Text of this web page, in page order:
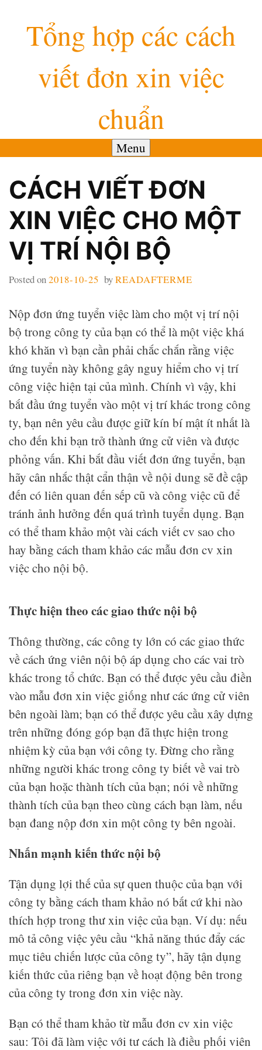
Tổng hợp các cách
viết đơn xin việc
chuẩn
Menu
CÁCH VIẾT ĐƠN
XIN VIỆC CHO MỘT
VỊ TRÍ NỘI BỘ
Posted on2018-10-25 byREADAFTERME
Nộp đơn ứng tuyển việc làm cho một vị trí nội
bộ trong công ty của bạn có thể là một việc khá
khó khăn vì bạn cần phải chắc chắn rằng việc
ứng tuyển này không gây nguy hiểm cho vị trí
công việc hiện tại của mình. Chính vì vậy, khi
bắt đầu ứng tuyển vào một vị trí khác trong công
ty, bạn nên yêu cầu được giữ kín bí mật ít nhất là
cho đến khi bạn trở thành ứng cử viên và được
phỏng vấn. Khi bắt đầu viết đơn ứng tuyển, bạn
hãy cân nhắc thật cẩn thận về nội dung sẽ đề cập
đến có liên quan đến sếp cũ và công việc cũ để
tránh ảnh hưởng đến quá trình tuyển dụng. Bạn
có thể tham khảo một vài cách viết cv sao cho
hay bằng cách tham khảo các mẫu đơn cv xin
việc cho nội bộ.
Thực hiện theo các giao thức nội bộ
Thông thường, các công ty lớn có các giao thức
về cách ứng viên nội bộ áp dụng cho các vai trò
khác trong tổ chức. Bạn có thể được yêu cầu điền
vào mẫu đơn xin việc giống như các ứng cử viên
bên ngoài làm; bạn có thể được yêu cầu xây dựng
trên những đóng góp bạn đã thực hiện trong
nhiệm kỳ của bạn với công ty. Đừng cho rằng
những người khác trong công ty biết về vai trò
của bạn hoặc thành tích của bạn; nói về những
thành tích của bạn theo cùng cách bạn làm, nếu
bạn đang nộp đơn xin một công ty bên ngoài.
Nhấn mạnh kiến ​​thức nội bộ
Tận dụng lợi thế của sự quen thuộc của bạn với
công ty bằng cách tham khảo nó bất cứ khi nào
thích hợp trong thư xin việc của bạn. Ví dụ: nếu
mô tả công việc yêu cầu “khả năng thúc đẩy các
mục tiêu chiến lược của công ty”, hãy tận dụng
kiến ​​thức của riêng bạn về hoạt động bên trong
của công ty trong đơn xin việc này.
Bạn có thể tham khảo từ mẫu đơn cv xin việc
sau: Tôi đã làm việc với tư cách là điều phối viên